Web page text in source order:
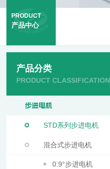
PRODUCT
产品中心
产品分类
PRODUCT CLASSIFICATION
步进电机
STD系列步进电机
混合式步进电机
0.9°步进电机